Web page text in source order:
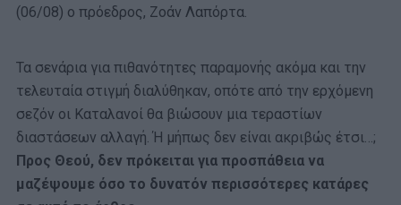
(06/08) ο πρόεδρος, Ζοάν Λαπόρτα.
Τα σενάρια για πιθανότητες παραμονής ακόμα και την
τελευταία στιγμή διαλύθηκαν, οπότε από την ερχόμενη
σεζόν οι Καταλανοί θα βιώσουν μια τεραστίων
διαστάσεων αλλαγή. Ή μήπως δεν είναι ακριβώς έτσι…;
Προς Θεού, δεν πρόκειται για προσπάθεια να
μαζέψουμε όσο το δυνατόν περισσότερες κατάρες